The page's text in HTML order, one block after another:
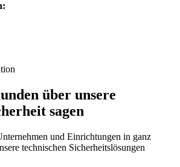
über unsere
sagen
und Einrichtungen in ganz
technischen Sicherheitslösungen